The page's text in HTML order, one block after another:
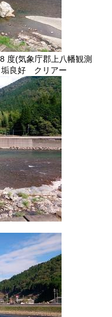
(気象庁郡上八幡観測
垢良好 クリアー